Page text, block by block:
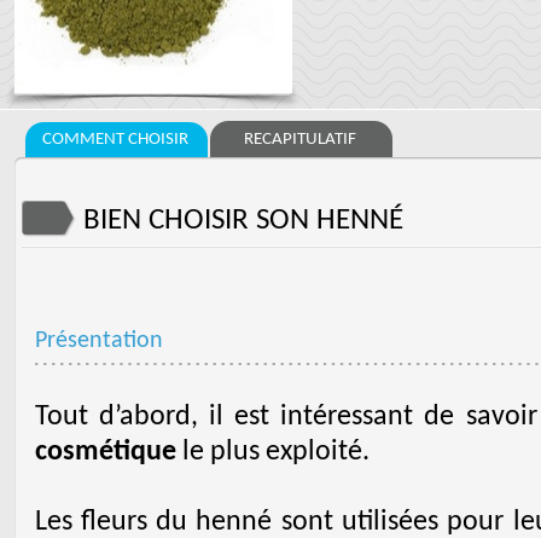
COMMENT CHOISIR RECAPITULATIF
BIEN CHOISIR SON HENNÉ
Présentation
Tout d’abord, il est intéressant de
cosmétiquele plus exploité.
Les fleurs du henné sont utilisées pour